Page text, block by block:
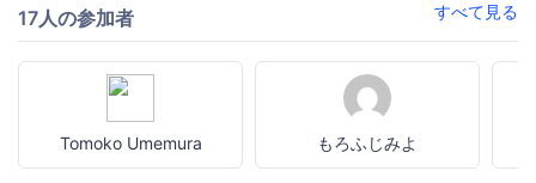
17人の参加者 すべて見る
Tomoko Umemura もろふじみよ